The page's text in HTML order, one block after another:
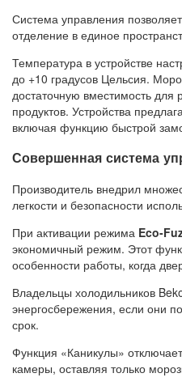
Система управления
отделение в единое
Температура в устройстве
до +10 градусов Цельсия.
достаточную вместимость
продуктов. Устройства
включая функцию быстрой
Совершенная система
Производитель внедрил
легкости и безопасности
При активации режима Eco-
экономичный режим. Этот
особенности работы, когда
Владельцы холодильников
энергосбережения, если они
срок.
Функция «Каникулы»
камеры, оставляя только